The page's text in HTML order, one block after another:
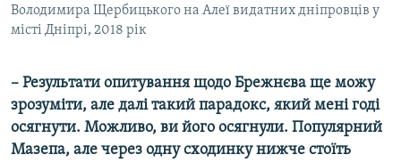
Володимира Щербицького на Алеї видатних дніпровців у
місті Дніпрі, 2018 рік
– Результати опитування щодо Брежнєва ще можу
зрозуміти, але далі такий парадокс, який мені годі
осягнути. Можливо, ви його осягнули. Популярний
Мазепа, але через одну сходинку нижче стоїть